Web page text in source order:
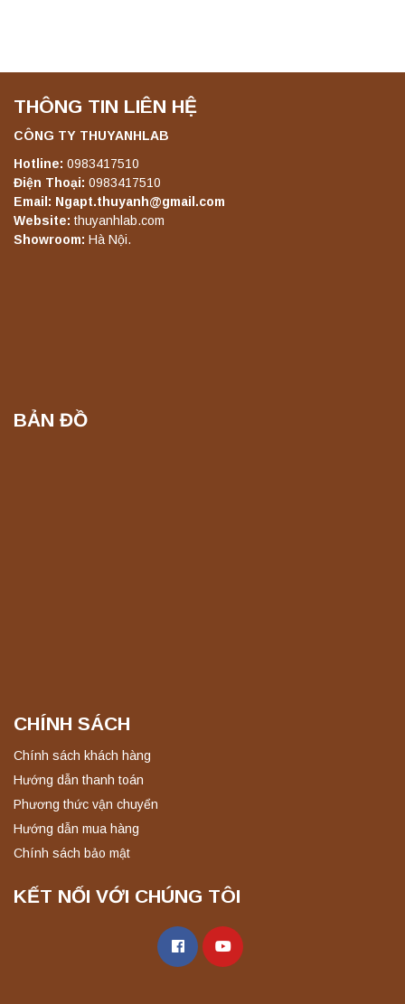
THÔNG TIN LIÊN HỆ
CÔNG TY THUYANHLAB
Hotline: 0983417510
Điện Thoại: 0983417510
Email: Ngapt.thuyanh@gmail.com
Website: thuyanhlab.com
Showroom: Hà Nội.
BẢN ĐỒ
CHÍNH SÁCH
Chính sách khách hàng
Hướng dẫn thanh toán
Phương thức vận chuyển
Hướng dẫn mua hàng
Chính sách bảo mật
KẾT NỐI VỚI CHÚNG TÔI